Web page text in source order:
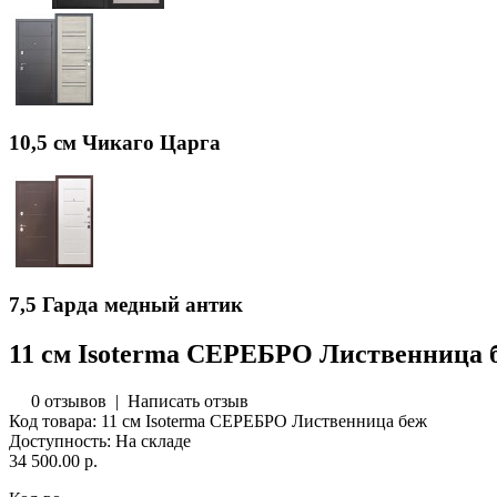
10,5 см Чикаго Царга
7,5 Гарда медный антик
11 см Isoterma СЕРЕБРО Лиственница
0 отзывов | Написать отзыв
Код товара: 11 см Isoterma СЕРЕБРО Лиственница беж
Доступность: На складе
34 500.00 р.